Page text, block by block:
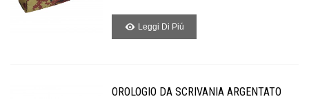
Leggi Di Piú
OROLOGIO DA SCRIVANIA ARGENTATO